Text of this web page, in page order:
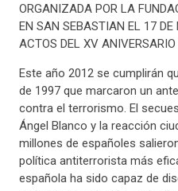
ORGANIZADA POR LA
EN SAN SEBASTIAN EL 17 DE
ACTOS DEL XV
Este año 2012 se cumplirán
de 1997 que marcaron un
contra el terrorismo. El
Ángel Blanco y la reacción
millones de españoles
política antiterrorista más
española ha sido capaz de